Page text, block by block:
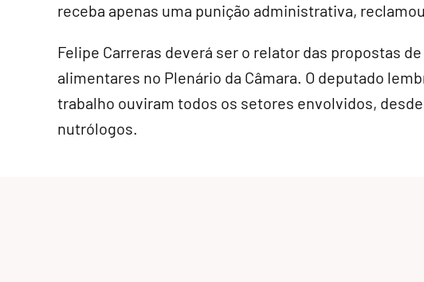
receba apenas uma punição administrativa,
Felipe Carreras deverá ser o relator das propostas
alimentares no Plenário da Câmara. O deputado
trabalho ouviram todos os setores envolvidos,
nutrólogos.